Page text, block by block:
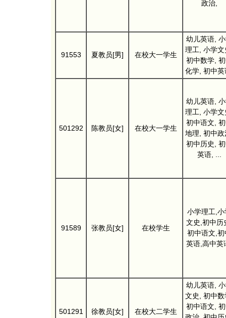
政治,
91553 夏教员[男] 在校大一学生
幼儿英语,
理工, 小学文
初中数学,
化学, 初中英
501292 陈教员[女] 在校大一学生
幼儿英语,
理工, 小学文
初中语文,
地理, 初中政
初中历史,
英语, ...
91589 张教员[女] 在校学生
小学理工,小
文史,初中历
初中语文,初
英语,高中英
501291 徐教员[女] 在校大二学生
幼儿英语,
文史, 初中数
初中语文,